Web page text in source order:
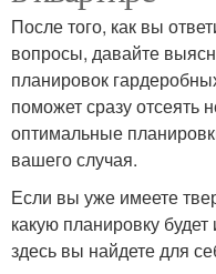
После того, как вы
вопросы, давайте
планировок
поможет сразу
оптимальные
вашего случая.
Если вы уже имеете
какую планировку
здесь вы найдете для